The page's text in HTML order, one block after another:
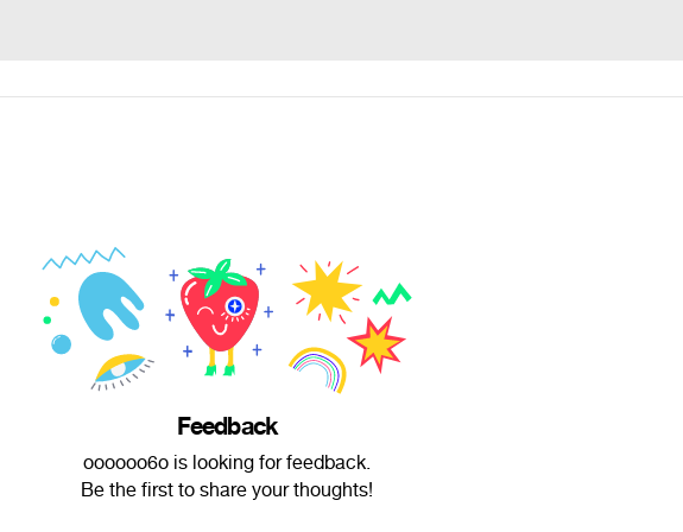
Feedback
oooooo6o is looking for feedback.
Be the first to share your thoughts!